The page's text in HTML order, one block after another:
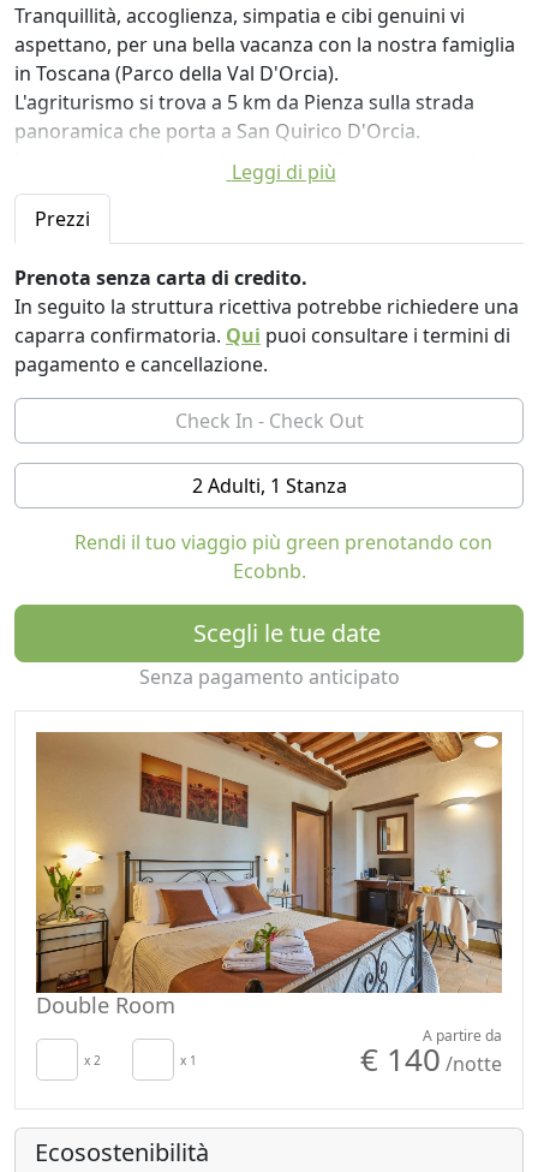
Tranquillità, accoglienza, simpatia e cibi genuini vi
aspettano, per una bella vacanza con la nostra famiglia
in Toscana (Parco della Val D'Orcia).
L'agriturismo si trova a 5 km da Pienza sulla strada
panoramica che porta a San Quirico D'Orcia.
La nostra azienda produce principalmente grano duro
per la produzione di pasta a km 0, verdure e frutta.
Particolarmente apprezzate dai clienti sono le
marmellate e torte fatte in casa.
La posizione fra Siena, Arezzo, Perugia e Firenze, la
vicinanza di importanti centri storici e artistici come
Pienza, Montepulciano, Montalcino, Chiusi e abbazie
medievali come Sant'Antimo, Monte Oliveto Maggiore,
Abbadia San Salvatore rendono questo luogo un ottimo
punto di partenza per escursioni storiche e culturali.
La zona è anche famosa per le sue terme: Bagno
Vignoni, Bagni San Filippo, San Casciano dei Bagni,
Rapolano Terme, Montepulciano e Chianciano Terme.
Leggi di più
Prezzi
Prenota senza carta di credito.
In seguito la struttura ricettiva potrebbe richiedere una
caparra confirmatoria. Qui puoi consultare i termini di
pagamento e cancellazione.
2 Adulti, 1 Stanza
Rendi il tuo viaggio più green prenotando con
Ecobnb.
Scegli le tue date
Senza pagamento anticipato
Double Room
x 2 x 1
A partire da
€ 140 /notte
Ecosostenibilità